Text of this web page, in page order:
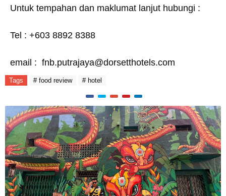
Untuk tempahan dan maklumat lanjut hubungi :
Tel : +603 8892 8388
email : fnb.putrajaya@dorsetthotel s.com
Tags # food review # hotel